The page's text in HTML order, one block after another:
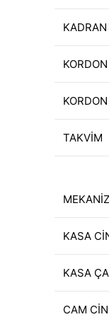
KADRAN
TAKVİM
KASA
KASA
CAM